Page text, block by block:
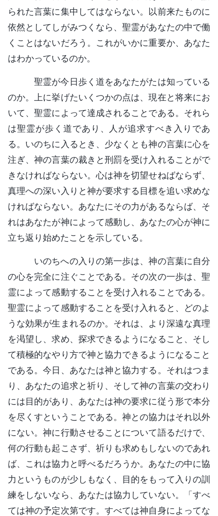
られた言葉に集中してはならない。以前来たものに
依然としてしがみつくなら、聖霊があなたの中で働
くことはないだろう。これがいかに重要か、あなた
はわかっているのか。
聖霊が今日歩く道をあなたがたは知っている
のか。上に挙げたいくつかの点は、現在と将来にお
いて、聖霊によって達成されることである。それら
は聖霊が歩く道であり、人が追求すべき入りであ
る。いのちに入るとき、少なくとも神の言葉に心を
注ぎ、神の言葉の裁きと刑罰を受け入れることがで
きなければならない。心は神を切望せねばならず、
真理への深い入りと神が要求する目標を追い求めな
ければならない。あなたにその力があるならば、そ
れはあなたが神によって感動し、あなたの心が神に
立ち返り始めたことを示している。
いのちへの入りの第一歩は、神の言葉に自分
の心を完全に注ぐことである。その次の一歩は、聖
霊によって感動することを受け入れることである。
聖霊によって感動することを受け入れると、どのよ
うな効果が生まれるのか。それは、より深遠な真理
を渇望し、求め、探求できるようになること、そし
て積極的なやり方で神と協力できるようになること
である。今日、あなたは神と協力する。それはつま
り、あなたの追求と祈り、そして神の言葉の交わり
には目的があり、あなたは神の要求に従う形で本分
を尽くすということである。神との協力はそれ以外
にない。神に行動させることについて語るだけで、
何の行動も起こさず、祈りも求めもしないのであれ
ば、これは協力と呼べるだろうか。あなたの中に協
力というものが少しもなく、目的をもって入りの訓
練をしないなら、あなたは協力していない。「すべ
ては神の予定次第です。すべては神自身によってな